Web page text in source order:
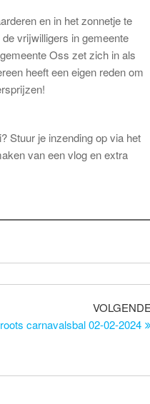
en in het zonnetje te
vrijwilligers in gemeente
Oss zet zich in als
heeft een eigen reden om
Stuur je inzending op via het
van een vlog en extra
VOLGENDE
carnavalsbal 02-02-2024